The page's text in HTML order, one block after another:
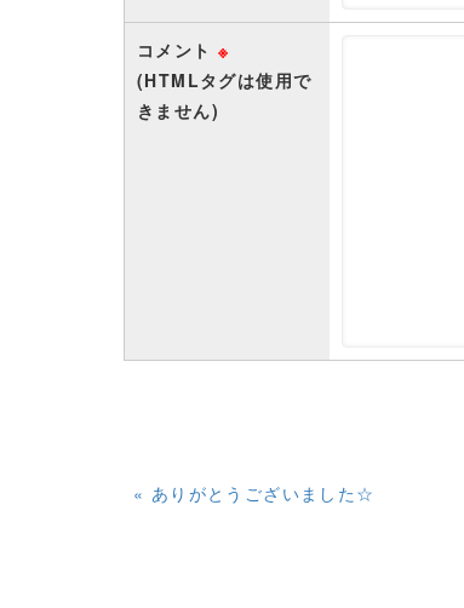
コメント ※
(HTMLタグは使用で
きません)
« ありがとうございました☆